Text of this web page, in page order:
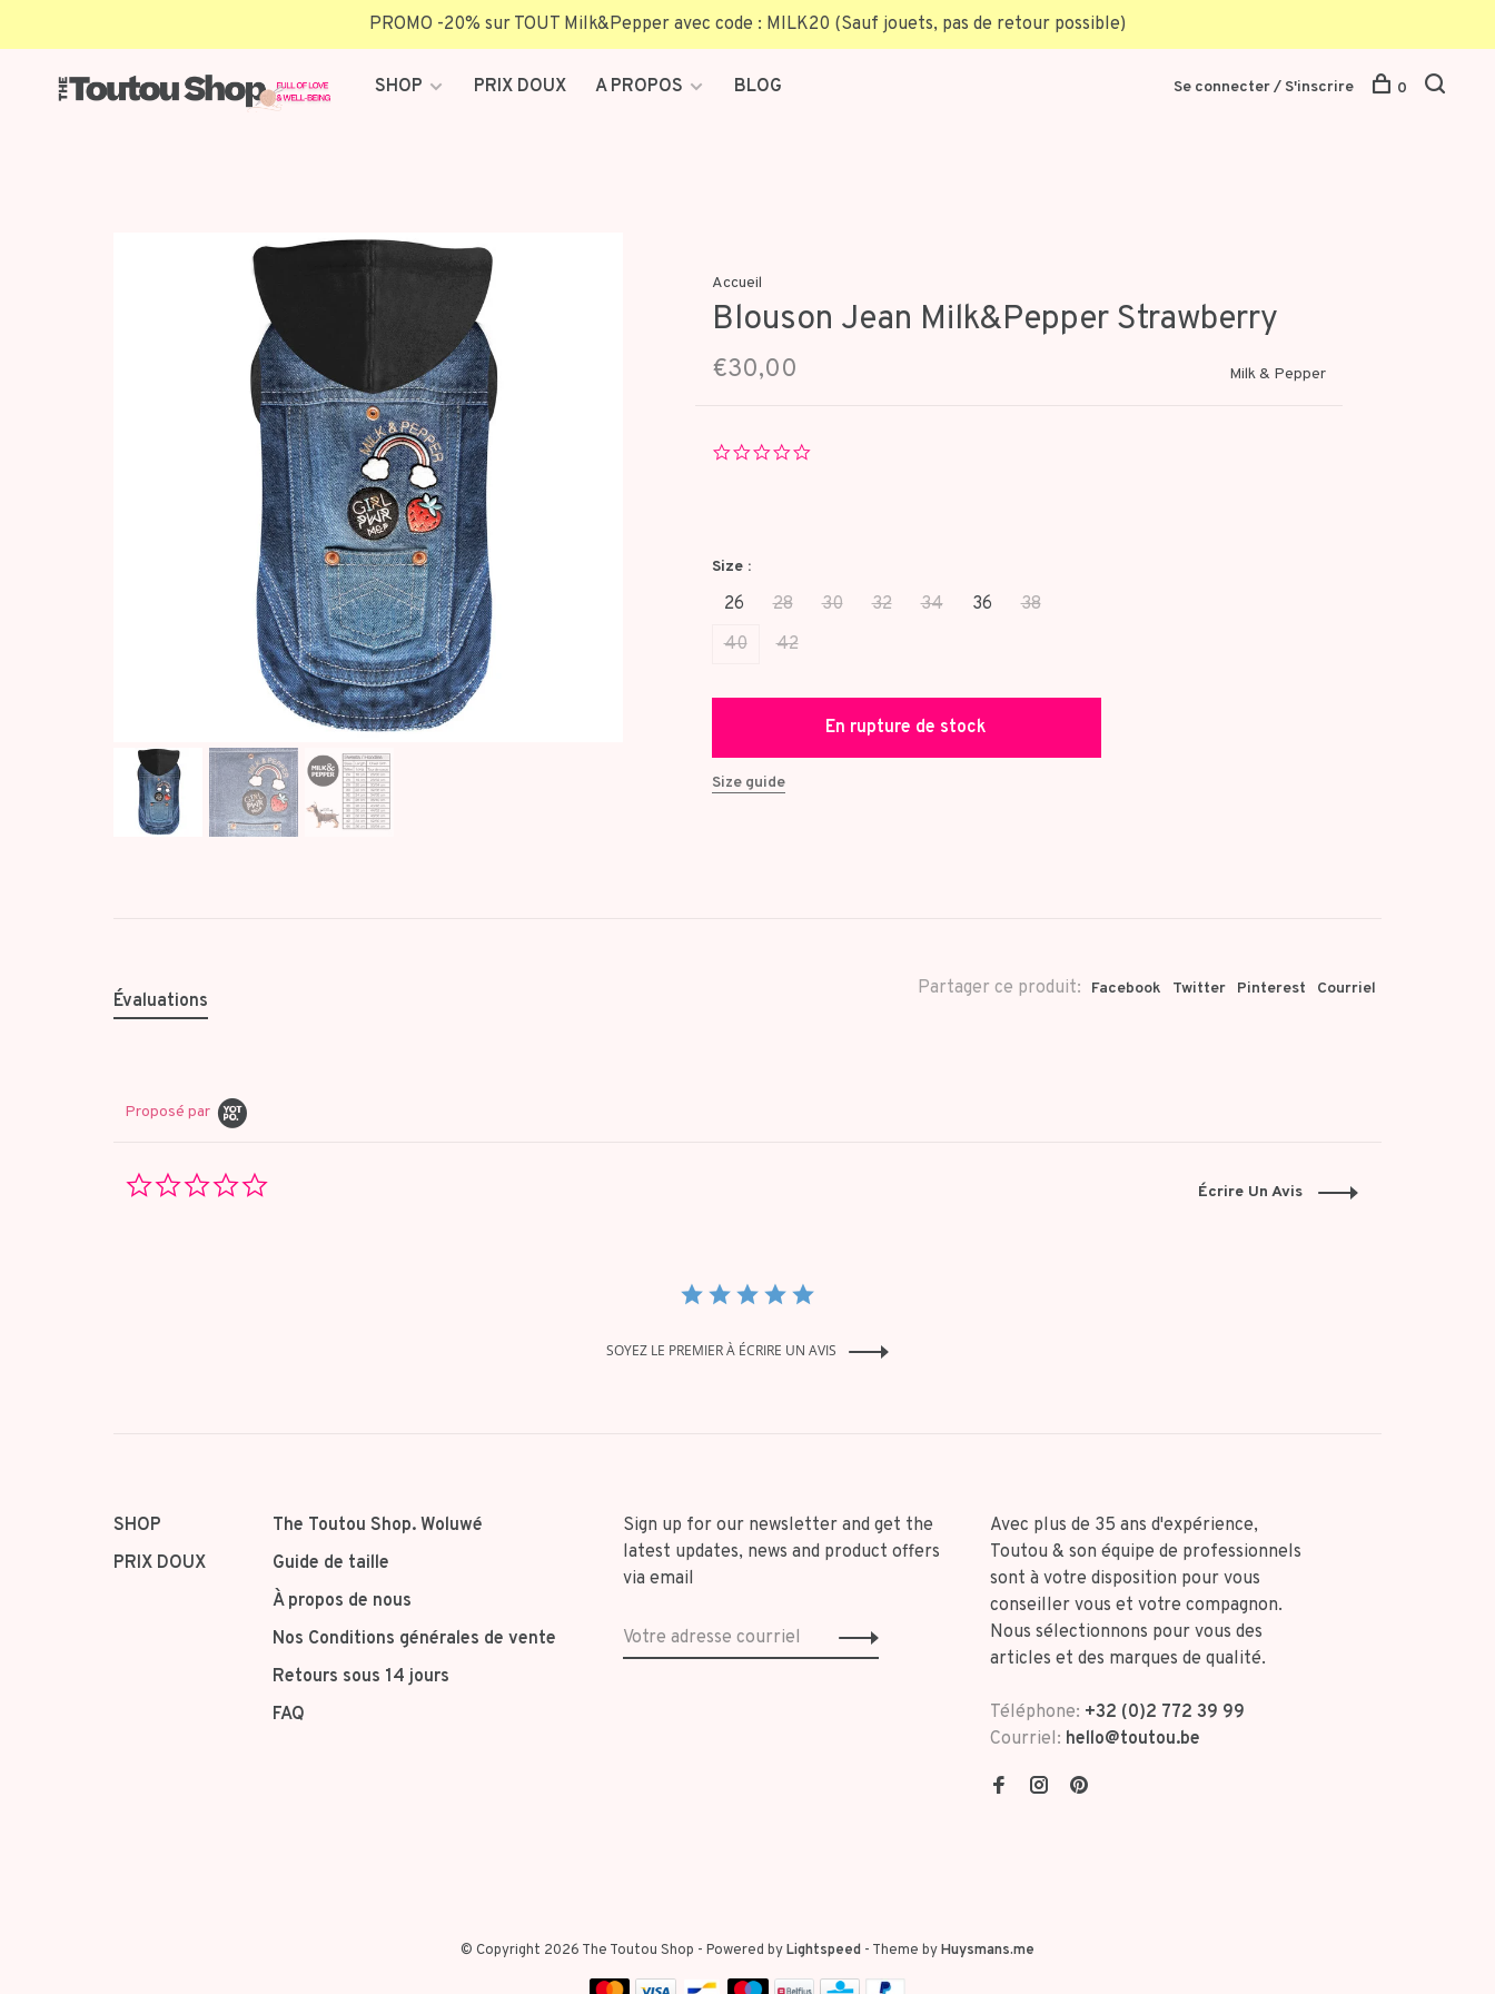
PROMO -20% sur TOUT Milk&Pepper avec code : MILK20 (Sauf jouets, pas de retour possible)
SHOP PRIX DOUX A PROPOS BLOG Se connecter / S'inscrire 0
Accueil
Blouson Jean Milk&Pepper Strawberry
€30,00 Milk & Pepper
0.0
Size :
26 28 30 32 34 36
38
40
42
En rupture de stock
Size guide
Partager ce produit: Facebook Twitter Pinterest Courriel
Évaluations
Proposé par
Écrire Un Avis
SOYEZ LE PREMIER À ÉCRIRE UN AVIS
SHOP
PRIX DOUX
The Toutou Shop. Woluwé
Guide de taille
À propos de nous
Nos Conditions générales de vente
Retours sous 14 jours
FAQ
Sign up for our newsletter and get the
latest updates, news and product offers
via email
Avec plus de 35 ans d'expérience,
Toutou & son équipe de professionnels
sont à votre disposition pour vous
conseiller vous et votre compagnon.
Nous sélectionnons pour vous des
articles et des marques de qualité.
Téléphone: +32 (0)2 772 39 99
Courriel: hello@toutou.be
© Copyright 2026 The Toutou Shop - Powered byLightspeed - Theme byHuysmans.me